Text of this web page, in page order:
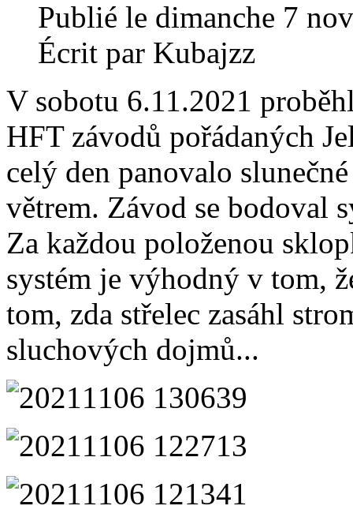
Publié le dimanche 7
Écrit par Kubajzz
V sobotu 6.11.2021
HFT závodů pořádaných
celý den panovalo
větrem. Závod se bodoval
Za každou položenou
systém je výhodný v tom,
tom, zda střelec zasáhl
sluchových dojmů...